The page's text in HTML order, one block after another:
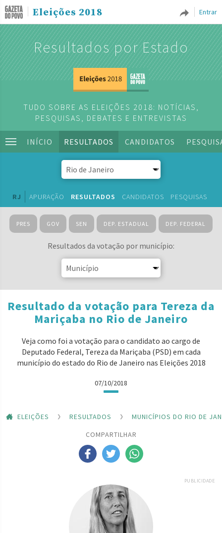
Entrar
Eleições 2018
Resultados por Estado
TUDO SOBRE AS ELEIÇÕES 2018: NOTÍCIAS,
PESQUISAS, DEBATES E ENTREVISTAS
INÍCIO RESULTADOS CANDIDATOS
RJ APURAÇÃO RESULTADOS CANDIDATOS PESQUISAS
PRES GOV SEN DEP. ESTADUAL DEP. FEDERAL
Resultados da votação por município:
Resultado da votação para Tereza da
Mariçaba no Rio de Janeiro
Veja como foi a votação para o candidato ao cargo de
Deputado Federal, Tereza da Mariçaba (PSD) em cada
município do estado do Rio de Janeiro nas Eleições 2018
07/10/2018
ELEIÇÕES RESULTADOS
MUNICÍPIOS DO RIO DE
COMPARTILHAR
PUBLICIDADE